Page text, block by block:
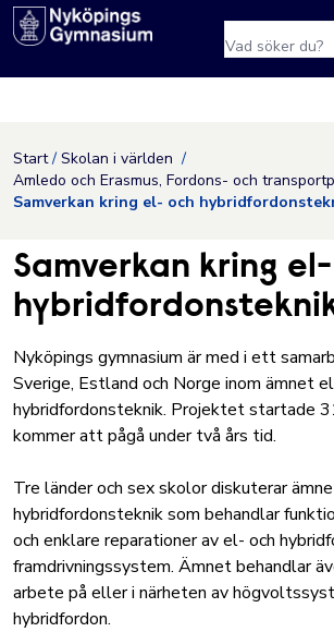
Hoppa till innehåll
Nyköpings
Start
Skolan i världen
Amledo och Erasmus, Fordons- och
Samverkan kring el- och
Samverkan kring
Nyköpings gymnasium är med i ett
Sverige, Estland och Norge inom ämnet
hybridfordonsteknik. Projektet startade
kommer att pågå under två års tid.
Tre länder och sex skolor diskuterar
hybridfordonsteknik som behandlar
och enklare reparationer av el- och
framdrivningssystem. Ämnet behandlar
arbete på eller i närheten av
hybridfordon.